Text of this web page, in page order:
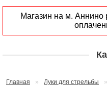
Магазин на м. Аннино
Главная » Луки для стрельбы »